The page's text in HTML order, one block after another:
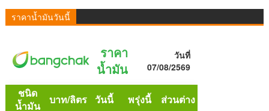
ราคาน้ำมันวันนี้